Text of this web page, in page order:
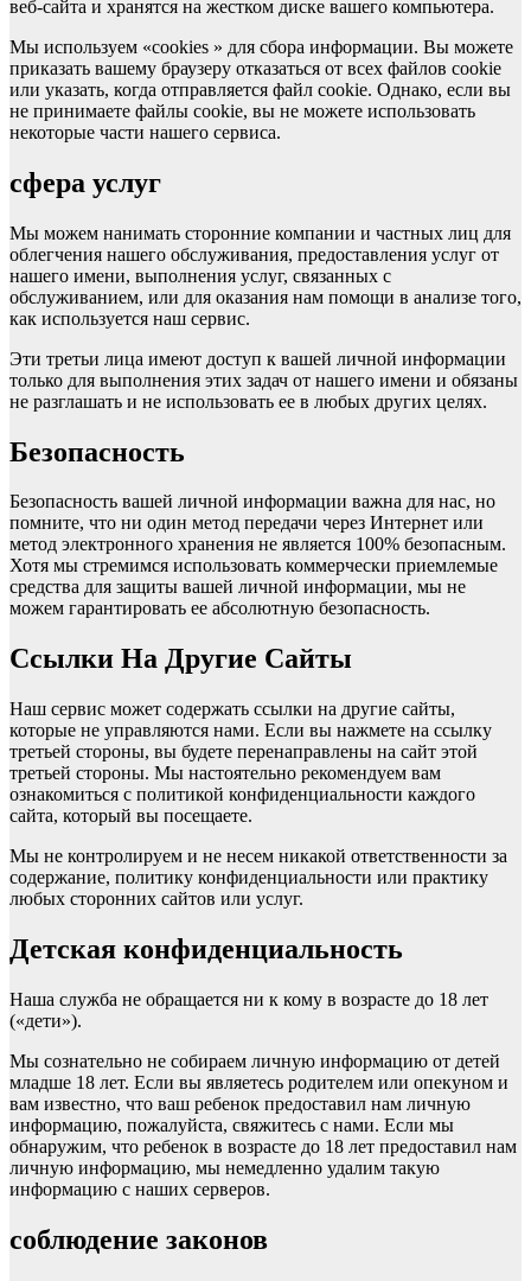
веб-сайта и хранятся на жестком диске вашего компьютера.
Мы используем «cookies » для сбора информации. Вы можете
приказать вашему браузеру отказаться от всех файлов cookie
или указать, когда отправляется файл cookie. Однако, если вы
не принимаете файлы cookie, вы не можете использовать
некоторые части нашего сервиса.
сфера услуг
Мы можем нанимать сторонние компании и частных лиц для
облегчения нашего обслуживания, предоставления услуг от
нашего имени, выполнения услуг, связанных с
обслуживанием, или для оказания нам помощи в анализе того,
как используется наш сервис.
Эти третьи лица имеют доступ к вашей личной информации
только для выполнения этих задач от нашего имени и обязаны
не разглашать и не использовать ее в любых других целях.
Безопасность
Безопасность вашей личной информации важна для нас, но
помните, что ни один метод передачи через Интернет или
метод электронного хранения не является 100% безопасным.
Хотя мы стремимся использовать коммерчески приемлемые
средства для защиты вашей личной информации, мы не
можем гарантировать ее абсолютную безопасность.
Ссылки На Другие Сайты
Наш сервис может содержать ссылки на другие сайты,
которые не управляются нами. Если вы нажмете на ссылку
третьей стороны, вы будете перенаправлены на сайт этой
третьей стороны. Мы настоятельно рекомендуем вам
ознакомиться с политикой конфиденциальности каждого
сайта, который вы посещаете.
Мы не контролируем и не несем никакой ответственности за
содержание, политику конфиденциальности или практику
любых сторонних сайтов или услуг.
Детская конфиденциальность
Наша служба не обращается ни к кому в возрасте до 18 лет
(«дети»).
Мы сознательно не собираем личную информацию от детей
младше 18 лет. Если вы являетесь родителем или опекуном и
вам известно, что ваш ребенок предоставил нам личную
информацию, пожалуйста, свяжитесь с нами. Если мы
обнаружим, что ребенок в возрасте до 18 лет предоставил нам
личную информацию, мы немедленно удалим такую
информацию с наших серверов.
соблюдение законов